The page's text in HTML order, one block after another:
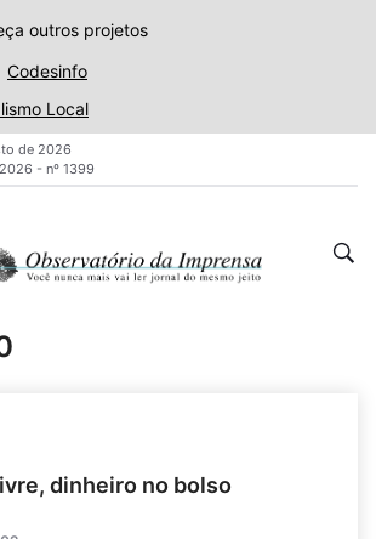
outros projetos
Codesinfo
Local
de 2026
- nº 1399
dinheiro no bolso